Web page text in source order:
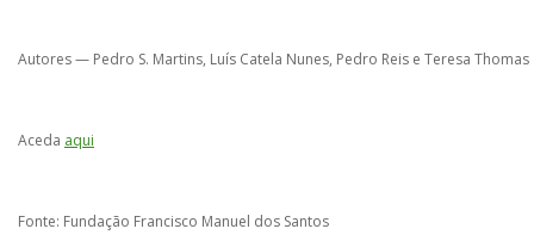
Autores — Pedro S. Martins, Luís Catela Nunes, Pedro Reis e Teresa Thomas
Aceda aqui
Fonte: Fundação Francisco Manuel dos Santos